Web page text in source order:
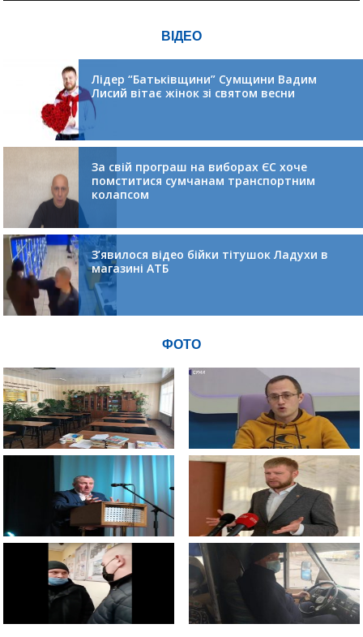
ВІДЕО
Лідер “Батьківщини” Сумщини Вадим
Лисий вітає жінок зі святом весни
За свій програш на виборах ЄС хоче
помститися сумчанам транспортним
колапсом
З’явилося відео бійки тітушок Ладухи в
магазині АТБ
ФОТО